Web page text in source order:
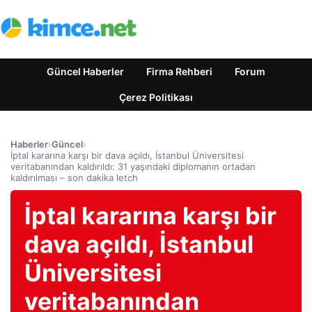
Güncel Haberler Firma Rehberi Forum
Çerez Politikası
Haberler›Güncel›
İptal kararına karşı bir dava açıldı, İstanbul Üniversitesi
veritabanından kaldırıldı: 31 yaşındaki diplomanın ortadan
kaldırılması – son dakika letch
İptal kararına karşı bir
dava açıldı, İstanbul
Üniversitesi
veritabanından